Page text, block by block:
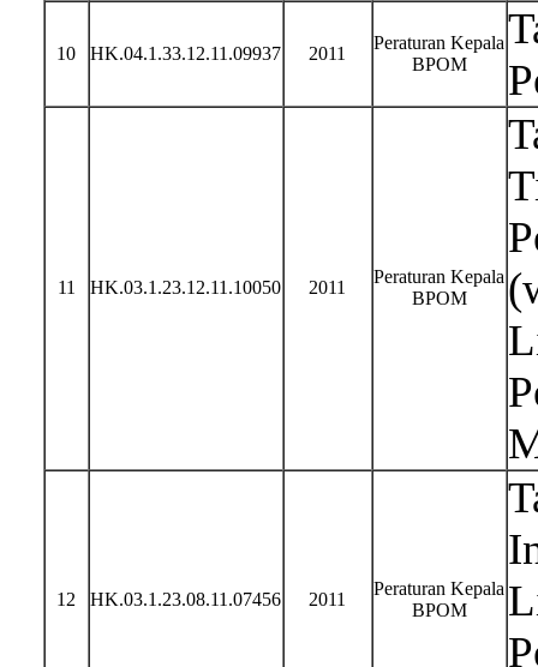
10 HK.04.1.33.12.11.09937 2011
Peraturan Kepala
BPOM
11 HK.03.1.23.12.11.10050 2011
Peraturan Kepala
BPOM
12 HK.03.1.23.08.11.07456 2011
Peraturan Kepala
BPOM